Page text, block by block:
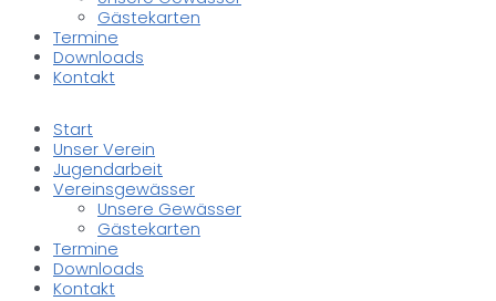
Gästekarten
Termine
Downloads
Kontakt
Start
Unser Verein
Jugendarbeit
Vereinsgewässer
Unsere Gewässer
Gästekarten
Termine
Downloads
Kontakt